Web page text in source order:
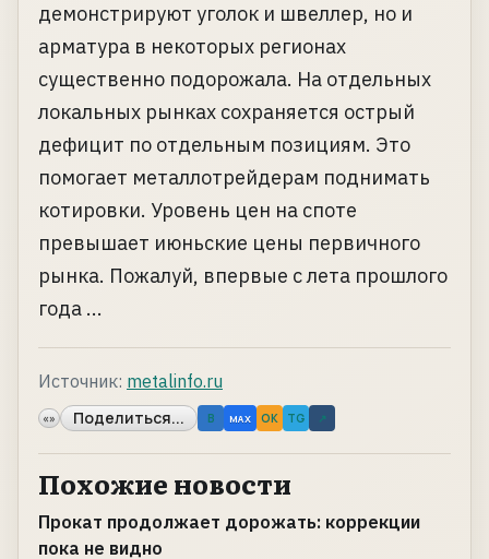
демонстрируют уголок и швеллер, но и
арматура в некоторых регионах
существенно подорожала. На отдельных
локальных рынках сохраняется острый
дефицит по отдельным позициям. Это
помогает металлотрейдерам поднимать
котировки. Уровень цен на споте
превышает июньские цены первичного
рынка. Пожалуй, впервые с лета прошлого
года ...
Источник: metalinfo.ru
«» Поделиться... B MAX OK TG ↗
Похожие новости
Прокат продолжает дорожать: коррекции
пока не видно